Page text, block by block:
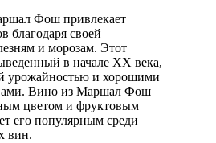
Фош привлекает
благодаря своей
и морозам. Этот
в начале XX века,
урожайностью и хорошими
Вино из Маршал Фош
цветом и фруктовым
его популярным среди
вин.